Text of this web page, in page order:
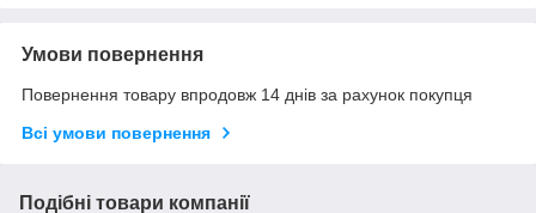
Умови повернення
Повернення товару впродовж 14 днів за рахунок покупця
Всі умови повернення
Подібні товари компанії